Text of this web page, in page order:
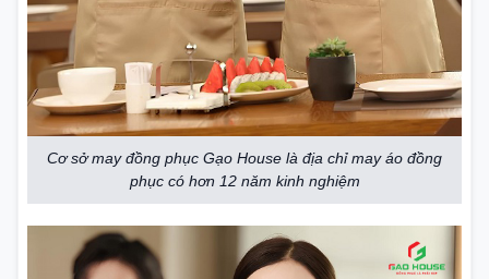
Cơ sở may đồng phục Gạo House là địa chỉ may áo đồng
phục có hơn 12 năm kinh nghiệm